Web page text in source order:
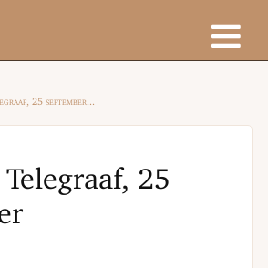
25 september
25